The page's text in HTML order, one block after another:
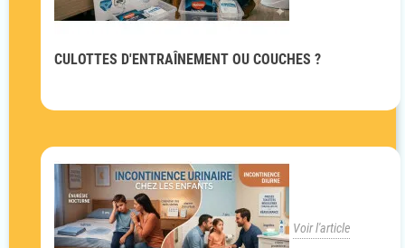
CULOTTES D'ENTRAÎNEMENT OU COUCHES ?
Voir l'article